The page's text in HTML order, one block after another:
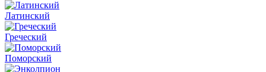
Латинский
Греческий
Поморский